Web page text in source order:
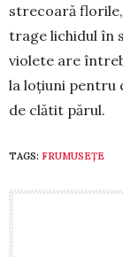
strecoară
trage lichidul în
viole­te are
la loțiuni pentru
de clătit părul.
TAGS: FRUMUSEȚE